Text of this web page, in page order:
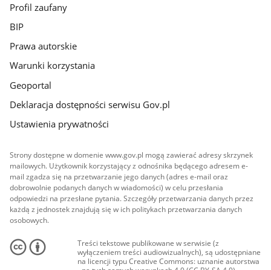
Profil zaufany
BIP
Prawa autorskie
Warunki korzystania
Geoportal
Deklaracja dostępności serwisu Gov.pl
Ustawienia prywatności
Strony dostępne w domenie www.gov.pl mogą zawierać adresy skrzynek
mailowych. Użytkownik korzystający z odnośnika będącego adresem e-
mail zgadza się na przetwarzanie jego danych (adres e-mail oraz
dobrowolnie podanych danych w wiadomości) w celu przesłania
odpowiedzi na przesłane pytania. Szczegóły przetwarzania danych przez
każdą z jednostek znajdują się w ich politykach przetwarzania danych
osobowych.
Treści tekstowe publikowane w serwisie (z
wyłączeniem treści audiowizualnych), są udostępniane
na licencji typu Creative Commons: uznanie autorstwa